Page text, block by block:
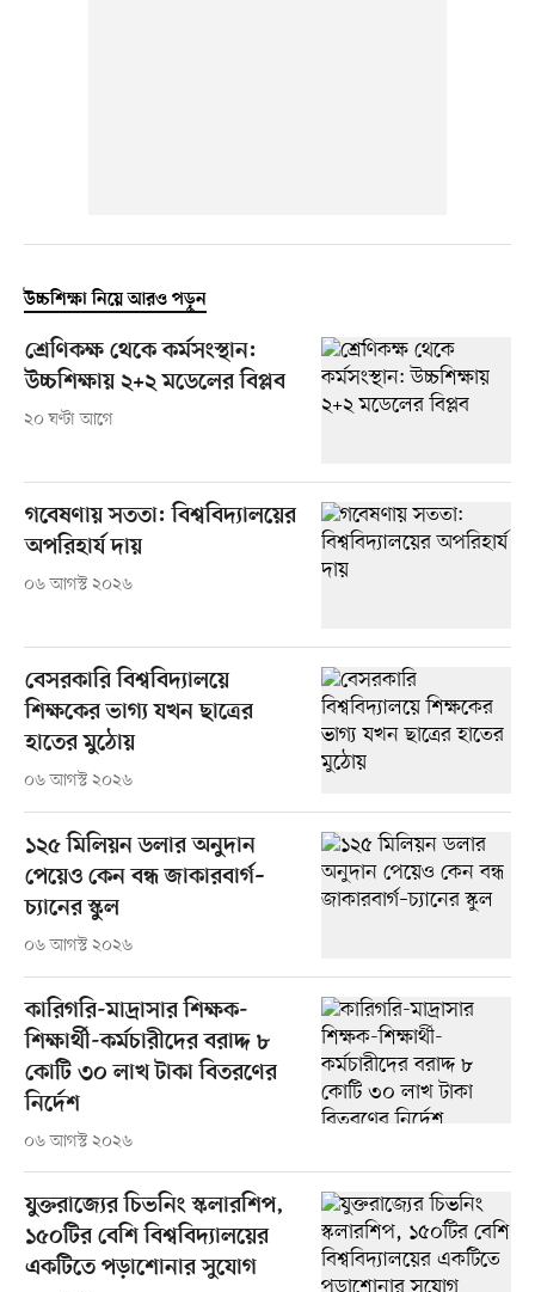
উচ্চশিক্ষা নিয়ে আরও পড়ুন
শ্রেণিকক্ষ থেকে কর্মসংস্থান:
উচ্চশিক্ষায় ২+২ মডেলের বিপ্লব
২০ ঘণ্টা আগে
গবেষণায় সততা: বিশ্ববিদ্যালয়ের
অপরিহার্য দায়
০৬ আগস্ট ২০২৬
বেসরকারি বিশ্ববিদ্যালয়ে
শিক্ষকের ভাগ্য যখন ছাত্রের
হাতের মুঠোয়
০৬ আগস্ট ২০২৬
১২৫ মিলিয়ন ডলার অনুদান
পেয়েও কেন বন্ধ জাকারবার্গ–
চ্যানের স্কুল
০৬ আগস্ট ২০২৬
কারিগরি-মাদ্রাসার শিক্ষক-
শিক্ষার্থী-কর্মচারীদের বরাদ্দ ৮
কোটি ৩০ লাখ টাকা বিতরণের
নির্দেশ
০৬ আগস্ট ২০২৬
যুক্তরাজ্যের চিভনিং স্কলারশিপ,
১৫০টির বেশি বিশ্ববিদ্যালয়ের
একটিতে পড়াশোনার সুযোগ